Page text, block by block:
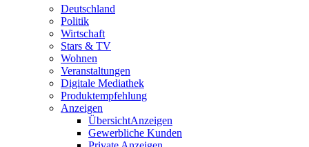
Deutschland
Politik
Wirtschaft
Stars & TV
Wohnen
Veranstaltungen
Digitale Mediathek
Produktempfehlung
Anzeigen
ÜbersichtAnzeigen
Gewerbliche Kunden